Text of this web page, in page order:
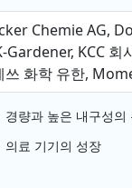
Chemie AG,
Gardener, KCC 회
쓰 화학 유한,
경량과 높은 내구성의
의료 기기의 성장